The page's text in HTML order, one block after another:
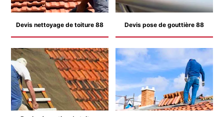
Devis nettoyage de toiture 88 Devis pose de gouttière 88